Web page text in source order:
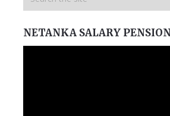
NETANKA SALARY PENSION